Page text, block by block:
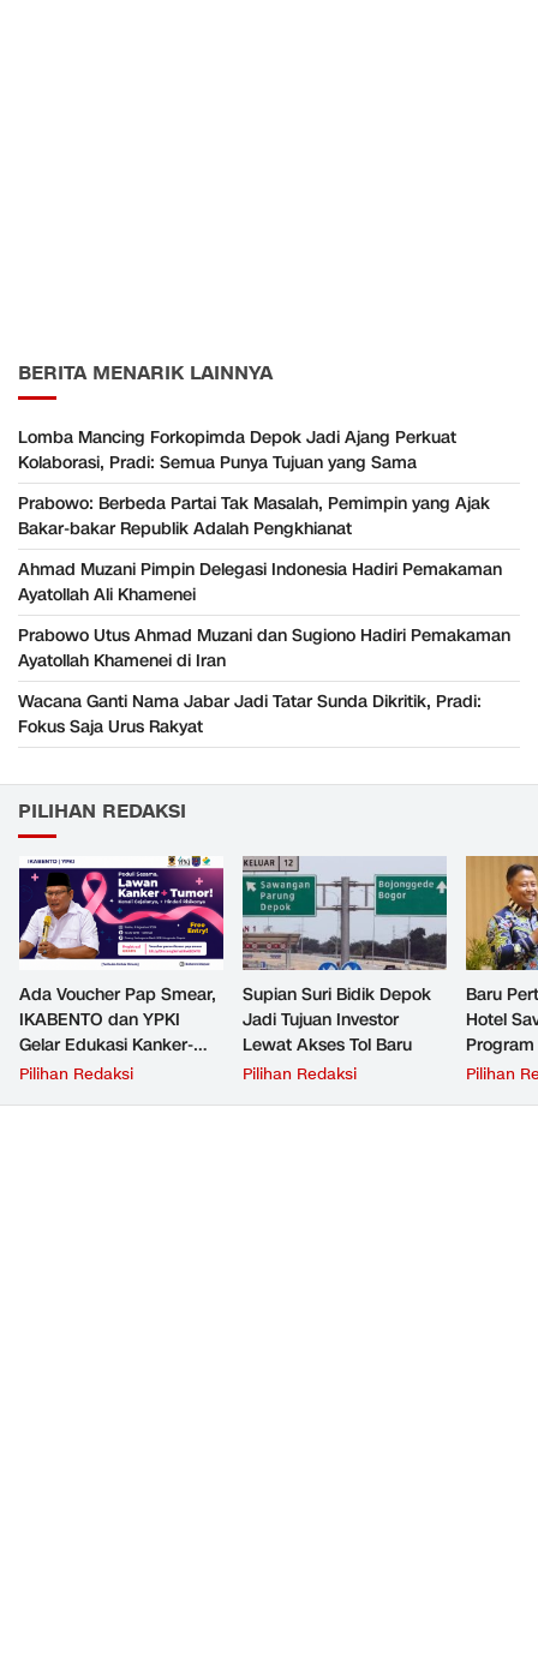
BERITA MENARIK LAINNYA
Lomba Mancing Forkopimda Depok Jadi Ajang Perkuat
Kolaborasi, Pradi: Semua Punya Tujuan yang Sama
Prabowo: Berbeda Partai Tak Masalah, Pemimpin yang Ajak
Bakar-bakar Republik Adalah Pengkhianat
Ahmad Muzani Pimpin Delegasi Indonesia Hadiri Pemakaman
Ayatollah Ali Khamenei
Prabowo Utus Ahmad Muzani dan Sugiono Hadiri Pemakaman
Ayatollah Khamenei di Iran
Wacana Ganti Nama Jabar Jadi Tatar Sunda Dikritik, Pradi:
Fokus Saja Urus Rakyat
PILIHAN REDAKSI
Ada Voucher Pap Smear,
IKABENTO dan YPKI
Gelar Edukasi Kanker-
Tumor Gratis di Depok
Pilihan Redaksi
Supian Suri Bidik Depok
Jadi Tujuan Investor
Lewat Akses Tol Baru
Pilihan Redaksi
Baru
Hotel
Suri
Pilihan